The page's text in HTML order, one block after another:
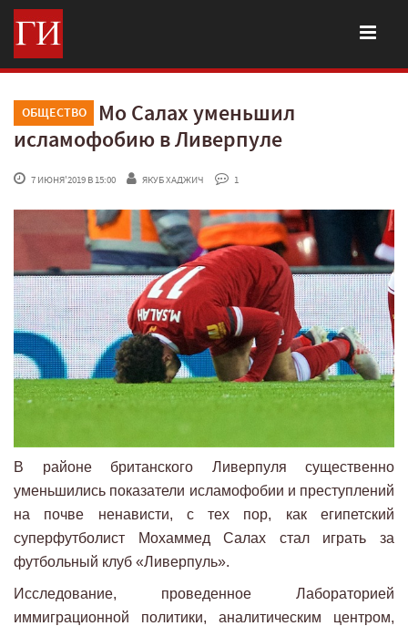
ОБЩЕСТВО
Мо Салах уменьшил
исламофобию в Ливерпуле
7 ИЮНЯ'2019 В 15:00 ЯКУБ ХАДЖИЧ 1
В районе британского Ливерпуля существенно
уменьшились показатели исламофобии и преступлений
на почве ненависти, с тех пор, как египетский
суперфутболист Мохаммед Салах стал играть за
футбольный клуб «Ливерпуль».
Исследование, проведенное Лабораторией
иммиграционной политики, аналитическим центром,